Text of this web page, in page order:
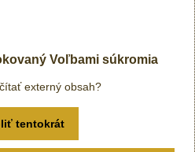
Voľbami súkromia
externý obsah?
tentokrát